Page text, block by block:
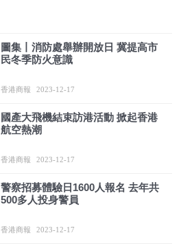
圖集丨消防處舉辦開放日 冀提高市
民冬季防火意識
香港商報 2023-12-17
國產大飛機結束訪港活動 掀起香港
航空熱潮
香港商報 2023-12-17
警察招募體驗日1600人報名 去年共
500多人投身警員
香港商報 2023-12-17